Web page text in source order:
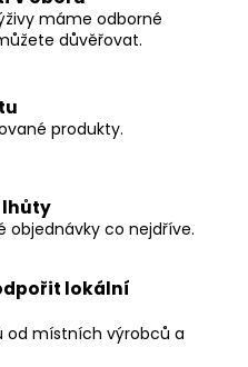
í
k
máme odborné
důvěřovat.
produkty.
lhůty
objednávky co nejdříve.
lokální
od místních výrobců a